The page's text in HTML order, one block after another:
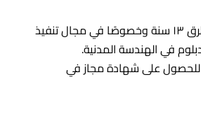
لدي خبرة في انشاء الطرق ١٣ سنة وخصوصًا في مجال تنفيذ
في الهندسة المدنية.
على شهادة مجاز في